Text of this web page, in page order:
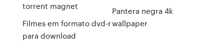
torrent magnet
Filmes em formato dvd-r
para download
Pantera negra 4k
wallpaper